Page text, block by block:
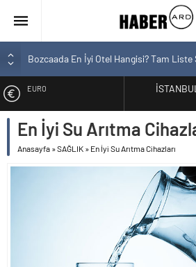
Bozcaada En İyi Otel Hangisi? Tam Liste
En İyi Bilgisayar Markaları
En İyi Kargo Firması
En İyi Spor Ayakkabı Markaları
ALTIN
BIST
En İyi Su Arıtma
Anasayfa »SAĞLIK » En İyi Su Arıtma Cihazları